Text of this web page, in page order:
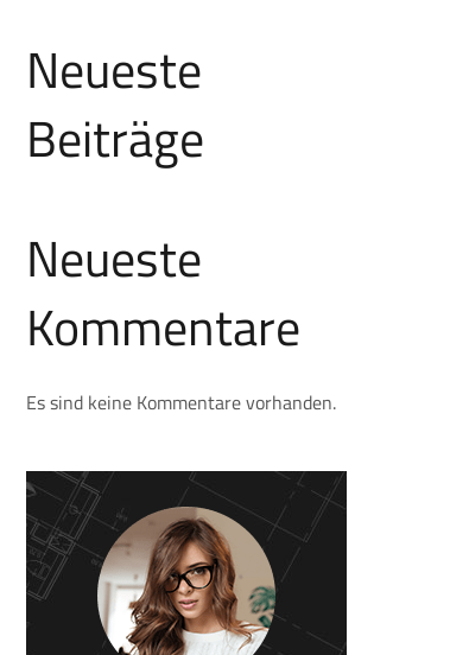
Neueste
Beiträge
Neueste
Kommentare
Es sind keine Kommentare vorhanden.